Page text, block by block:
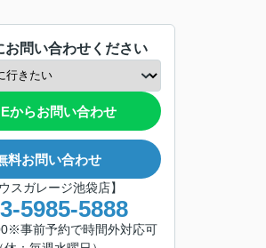
お問い合わせください
からお問い合わせ
料お問い合わせ
ウスガレージ池袋店】
5985-5888
事前予約で時間外対応可